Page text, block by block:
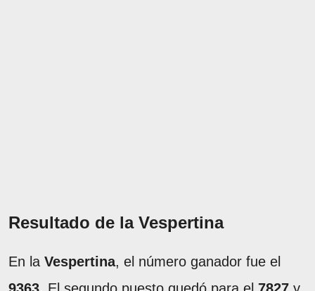
Resultado de la Vespertina
En la Vespertina, el número ganador fue el